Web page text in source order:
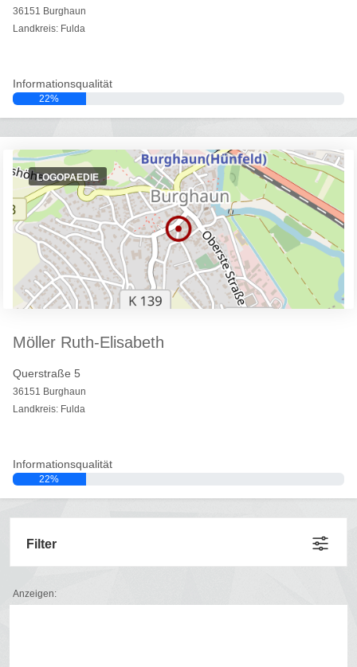
36151 Burghaun
Landkreis: Fulda
Informationsqualität
22%
LOGOPAEDIE
Möller Ruth-Elisabeth
Querstraße 5
36151 Burghaun
Landkreis: Fulda
Informationsqualität
22%
Filter
Anzeigen: